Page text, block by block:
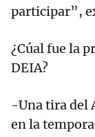
participar”,
¿Cúal fue la
DEIA?
-Una tira del
en la